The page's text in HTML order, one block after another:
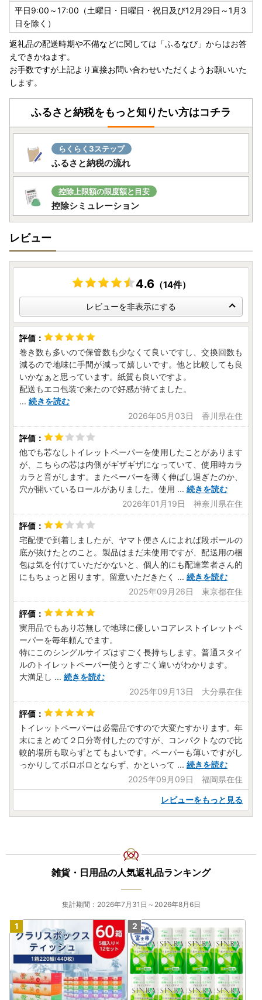
お知らせ等に利用するものであり、それ以外の目的で使用す
るものではありません。返礼品発送に関して、必要最低限の
範囲において返礼品取扱い事業者に通知します。
【ふるさと納税の対象となる地方団体の指定について】
豊前市は令和7年9月26日付総務大臣通知「ふるさと納税の
対象となる地方団体の指定について（通知）」にて、地方税
法（昭和25年法律第226号）第37条の2第2項及び第314条の
7第2項の規定に基づき、ふるさと納税の対象となる地方団体
指定対象期間は、令和7年10月1日から令和8年9月30日まで
です。
平日9:00～17:00（土曜日・日曜日・祝日及び12月29日～1月3
日を除く）
返礼品の配送時期や不備などに関しては「ふるなび」からはお答
えできかねます。
お手数ですが上記より直接お問い合わせいただくようお願いいた
します。
ふるさと納税をもっと知りたい方はコチラ
らくらく3ステップ
ふるさと納税の流れ
控除上限額の限度額と目安
控除シミュレーション
レビュー
4.6（14件）
レビューを非表示にする
巻き数も多いので保管数も少なくて良いですし、交換回数も
減るので地味に手間が減って嬉しいです。他と比較しても良
いかなぁと思っています。紙質も良いですよ。
配送もエコ包装で来たので好感が持てました。
... 続きを読む
2026年05月03日 香川県在住
他でも芯なしトイレットペーパーを使用したことがあります
が、こちらの芯は内側がギザギザになっていて、使用時カラ
カラと音がします。またペーパーを薄く伸ばし過ぎたのか、
穴が開いているロールがありました。使用 ... 続きを読む
2026年01月19日 神奈川県在住
宅配便で到着しましたが、ヤマト便さんによれば段ボールの
底が抜けたとのこと。製品はまだ未使用ですが、配送用の梱
包は気を付けていただかないと、個人的にも配達業者さん的
にもちょっと困ります。留意いただきたく ... 続きを読む
2025年09月26日 東京都在住
実用品でもあり芯無しで地球に優しいコアレストイレットペ
ーパーを毎年頼んでます。
特にこのシングルサイズはすごく長持ちします。普通スタイ
ルのトイレットペーパー使うとすごく違いがわかります。
大満足し ... 続きを読む
2025年09月13日 大分県在住
トイレットペーパーは必需品ですので大変たすかります。年
末にまとめて２口分寄付したのですが、コンパクトなので比
較的場所も取らずとてもよいです。ペーパーも薄いですがし
っかりしてボロボロとならず、かといって ... 続きを読む
2025年09月09日 福岡県在住
レビューをもっと見る
雑貨・日用品の人気返礼品ランキング
集計期間：2026年7月31日～2026年8月6日